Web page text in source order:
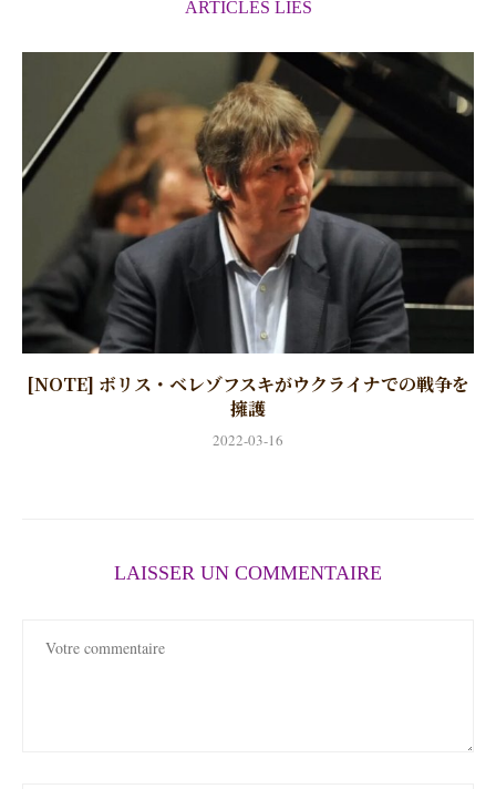
ARTICLES LIÉS
[NOTE] ボリス・ベレゾフスキがウクライナでの戦争を
擁護
2022-03-16
LAISSER UN COMMENTAIRE